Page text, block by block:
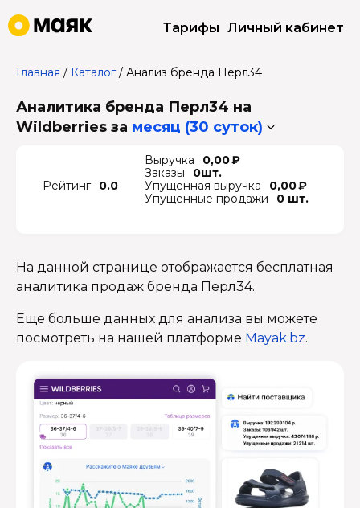
Тарифы Личный кабинет
Главная / Каталог/ Анализ бренда Перл34
Аналитика бренда Перл34 на
Wildberries за месяц (30 суток)
Рейтинг 0.0
Выручка
0,00 ₽
Заказы
0шт.
Упущенная выручка
0,00 ₽
Упущенные продажи
0 шт.
На данной странице отображается бесплатная
аналитика продаж бренда Перл34.
Еще больше данных для анализа вы можете
посмотреть на нашей платформе Mayak.bz.